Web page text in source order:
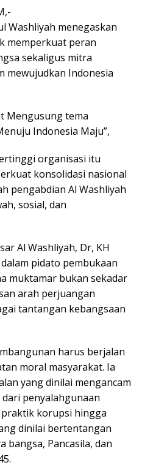
Washliyah menegaskan
memperkuat peran
sekaligus mitra
mewujudkan Indonesia
Mengusung tema
Indonesia Maju”,
organisasi itu
konsolidasi nasional
pengabdian Al Washliyah
sosial, dan
Al Washliyah, Dr, KH
pidato pembukaan
muktamar bukan sekadar
arah perjuangan
tantangan kebangsaan
harus berjalan
moral masyarakat. Ia
yang dinilai mengancam
penyalahgunaan
korupsi hingga
dinilai bertentangan
bangsa, Pancasila, dan